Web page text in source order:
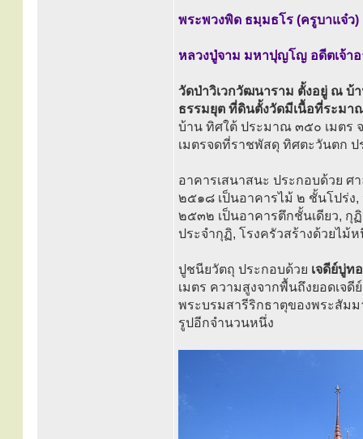
พระพวงพิด ธมฺมธโร (ครูบาแจ๋ว)
หลวงปู่จาม มหาปุญโญ อดีตเจ้าอ
วัดป่าวิเวกวัฒนาราม ตั้งอยู่ ณ
ธรรมยุต ที่ดินตั้งวัดมีเนื้อที่ระมา
บ้าน ทิศใต้ ประมาณ ๓๕๐ เมตร
เมตรจดที่ราชพัสดุ ทิศตะวันตก
อาคารเสนาสนะ ประกอบด้วย ศ
๒๕๑๘ เป็นอาคารไม้ ๒ ชั้นโปร่ง,
๒๕๓๒ เป็นอาคารตึกชั้นเดียว, กุ
ประจำกุฏิ, โรงครัวสร้างด้วยไม้
ปูชนียวัตถุ ประกอบด้วย เจดีย์บู่ท
เมตร ความสูงจากพื้นถึงยอดเจ
พระบรมสารีริกธาตุของพระสัม
รูปอีกจำนวนหนึ่ง